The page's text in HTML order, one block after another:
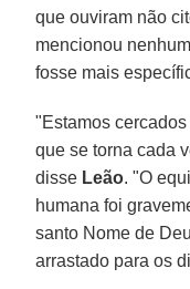
que ouviram não
mencionou
fosse mais
"Estamos
que se torna cada
disse Leão. "O
humana foi
santo Nome de
arrastado para os